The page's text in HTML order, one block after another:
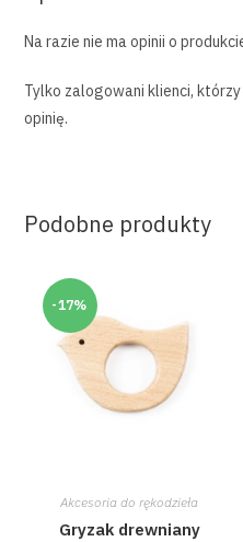
Na razie nie ma opinii o
Tylko zalogowani klienci,
opinię.
Podobne produkty
-17%
Akcesoria do rękodzieła
Gryzak drewniany